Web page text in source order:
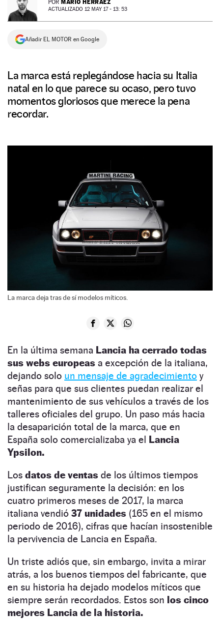
NEWSLETTER
SÍGUENOS
POR MARIO HERRÁEZ
ACTUALIZADO 12 MAY 17 - 13: 53
Añadir EL MOTOR en Google
La marca está replegándose hacia su Italia
natal en lo que parece su ocaso, pero tuvo
momentos gloriosos que merece la pena
recordar.
La marca deja tras de sí modelos míticos.
En la última semana Lancia ha cerrado todas
sus webs europeas a excepción de la italiana,
dejando solo un mensaje de agradecimiento y
señas para que sus clientes puedan realizar el
mantenimiento de sus vehículos a través de los
talleres oficiales del grupo. Un paso más hacia
la desaparición total de la marca, que en
España solo comercializaba ya el Lancia
Ypsilon.
Los datos de ventas de los últimos tiempos
justifican seguramente la decisión: en los
cuatro primeros meses de 2017, la marca
italiana vendió 37 unidades (165 en el mismo
periodo de 2016), cifras que hacían insostenible
la pervivencia de Lancia en España.
Un triste adiós que, sin embargo, invita a mirar
atrás, a los buenos tiempos del fabricante, que
en su historia ha dejado modelos míticos que
siempre serán recordados. Estos son los cinco
mejores Lancia de la historia.